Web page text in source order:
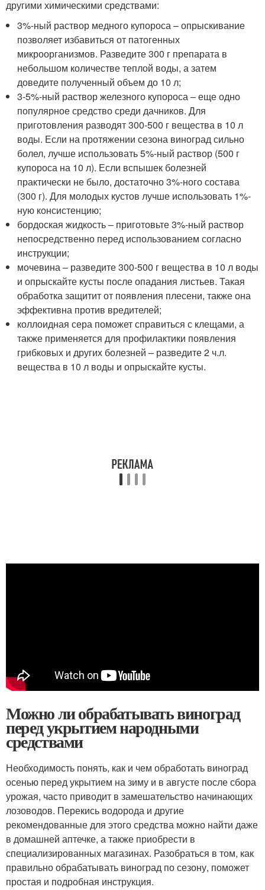
другими химическими средствами:
3%-ный раствор медного купороса – опрыскивание
позволяет избавиться от патогенных
микроорганизмов. Разведите 300 г препарата в
небольшом количестве теплой воды, а затем
доведите полученный объем до 10 л;
3-5%-ный раствор железного купороса – еще одно
популярное средство среди дачников. Для
приготовления разводят 300-500 г вещества в 10 л
воды. Если на протяжении сезона виноград сильно
болел, лучше использовать 5%-ный раствор (500 г
купороса на 10 л). Если вспышек болезней
практически не было, достаточно 3%-ного состава
(300 г). Для молодых кустов лучше использовать 1%-
ную консистенцию;
бордоская жидкость – приготовьте 3%-ный раствор
непосредственно перед использованием согласно
инструкции;
мочевина – разведите 300-500 г вещества в 10 л воды
и опрыскайте кусты после опадания листьев. Такая
обработка защитит от появления плесени, также она
эффективна против вредителей;
коллоидная сера поможет справиться с клещами, а
также применяется для профилактики появления
грибковых и других болезней – разведите 2 ч.л.
вещества в 10 л воды и опрыскайте кусты.
Можно ли обрабатывать виноград
перед укрытием народными
средствами
Необходимость понять, как и чем обработать виноград
осенью перед укрытием на зиму и в августе после сбора
урожая, часто приводит в замешательство начинающих
лозоводов. Перекись водорода и другие
рекомендованные для этого средства можно найти даже
в домашней аптечке, а также приобрести в
специализированных магазинах. Разобраться в том, как
правильно обрабатывать виноград по сезону, поможет
простая и подробная инструкция.